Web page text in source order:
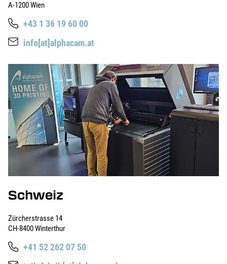
A-1200 Wien
+43 1 36 19 60 00
info[at]alphacam.at
Schweiz
Zürcherstrasse 14
CH-8400 Winterthur
+41 52 262 07 50